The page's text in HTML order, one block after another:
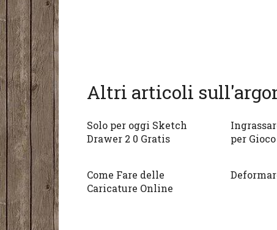
Altri articoli
Solo per oggi Sketch
Drawer 2 0 Gratis
per Gioco
Come Fare delle
Caricature Online